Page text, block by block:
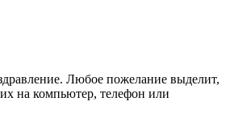
Любое пожелание выделит,
на компьютер, телефон или